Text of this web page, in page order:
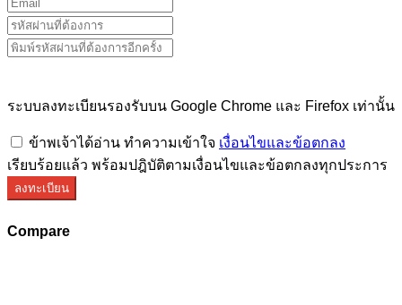
ระบบลงทะเบียนรองรับบน Google Chrome และ Firefox เท่านั้น
ข้าพเจ้าได้อ่าน ทำความเข้าใจ เงื่อนไขและข้อตกลง
เรียบร้อยแล้ว พร้อมปฎิบัติตามเงื่อนไขและข้อตกลงทุกประการ
ลงทะเบียน
Compare